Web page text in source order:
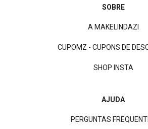
SOBRE
A MAKELINDAZI
CUPOMZ - CUPONS DE
SHOP INSTA
AJUDA
PERGUNTAS